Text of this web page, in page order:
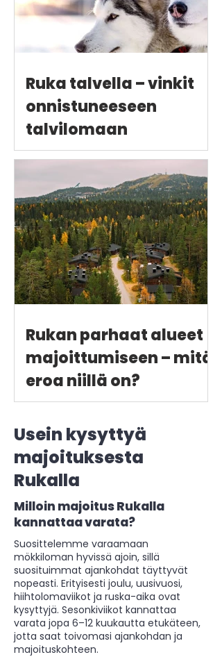
Ruka talvella – vinkit
onnistuneeseen
talvilomaan
Rukan parhaat alueet
majoittumiseen – mitä
eroa niillä on?
Usein kysyttyä
majoituksesta
Rukalla
Milloin majoitus Rukalla
kannattaa varata?
Suosittelemme varaamaan
mökkiloman hyvissä ajoin, sillä
suosituimmat ajankohdat täyttyvät
nopeasti. Erityisesti joulu, uusivuosi,
hiihtolomaviikot ja ruska-aika ovat
kysyttyjä. Sesonkiviikot kannattaa
varata jopa 6–12 kuukautta etukäteen,
jotta saat toivomasi ajankohdan ja
majoituskohteen.​